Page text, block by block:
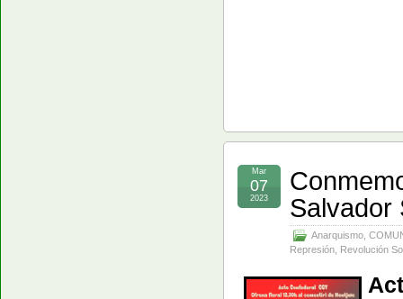
Salvador
Anarquismo
Represión
Revolución
Mar
07
2023